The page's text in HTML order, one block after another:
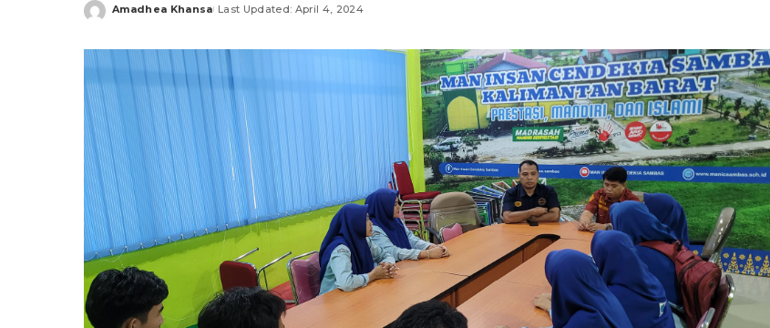
Posted
Amadhea Khansa Last Updated: April 4, 2024